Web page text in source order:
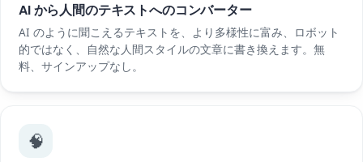
AI から人間のテキストへのコンバーター
AI のように聞こえるテキストを、より多様性に富み、ロボット
的ではなく、自然な人間スタイルの文章に書き換えます。無
料、サインアップなし。
🧠